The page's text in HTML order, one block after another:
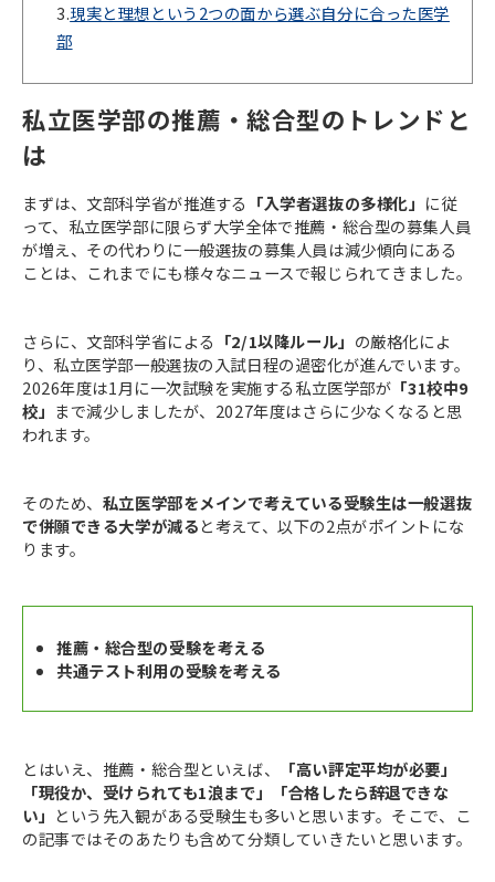
3.現実と理想という2つの面から選ぶ自分に合った医学
部
私立医学部の推薦・総合型のトレンドと
は
まずは、文部科学省が推進する 「入学者選抜の多様化」 に従
って、私立医学部に限らず大学全体で推薦・総合型の募集人員
が増え、その代わりに一般選抜の募集人員は減少傾向にある
ことは、これまでにも様々なニュースで報じられてきました。
さらに、文部科学省による 「2/1以降ルール」 の厳格化によ
り、私立医学部一般選抜の入試日程の過密化が進んでいます。
2026年度は1月に一次試験を実施する私立医学部が 「31校中9
校」 まで減少しましたが、2027年度はさらに少なくなると思
われます。
そのため、 私立医学部をメインで考えている受験生は一般選抜
で併願できる大学が減ると考えて、以下の2点がポイントにな
ります。
推薦・総合型の受験を考える
共通テスト利用の受験を考える
とはいえ、推薦・総合型といえば、
「高い評定平均が必要」
「現役か、受けられても1浪まで」「合格したら辞退できな
い」 という先入観がある受験生も多いと思います。そこで、こ
の記事ではそのあたりも含めて分類していきたいと思います。